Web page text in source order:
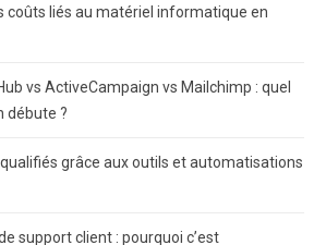
coûts liés au matériel informatique en
vs ActiveCampaign vs Mailchimp : quel
débute ?
grâce aux outils et automatisations
support client : pourquoi c’est